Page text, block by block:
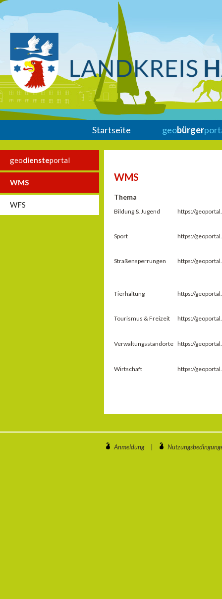
Startseite geobürger
geodiensteportal
WMS
WFS
WMS
Thema
Bildung & Jugend https://
Sport https://
Straßensperrungen https://
Tierhaltung https://
Tourismus & Freizeit https://
Verwaltungsstandorte https://
Wirtschaft https://
Anmeldung